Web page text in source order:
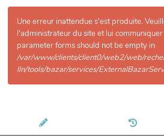
Une erreur inattendue s'est produite.
l'administrateur du site et lui
parameter forms should not be empty in
/var/www/clients/client0/web2/web/
lln/tools/bazar/services/